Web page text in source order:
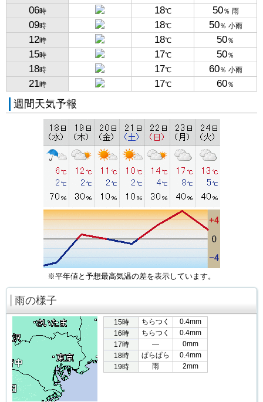
06時 18℃ 50％ 雨
09時 18℃ 50％ 小雨
12時 18℃ 50％
15時 17℃ 50％
18時 17℃ 60％ 小雨
21時 17℃ 60％
週間天気予報
※平年値と予想最高気温の差を表示しています。
雨の様子
15時 ちらつく
0.4mm
16時
ちらつく
0.4mm
17時
―
0mm
18時
ぱらぱら
0.4mm
19時
雨 2mm